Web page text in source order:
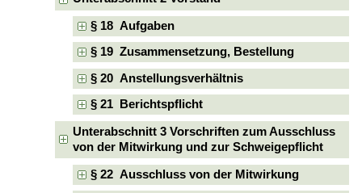
§ 18 Aufgaben
§ 19 Zusammensetzung, Bestellung
§ 20 Anstellungsverhältnis
§ 21 Berichtspflicht
Unterabschnitt 3 Vorschriften zum Ausschluss
von der Mitwirkung und zur Schweigepflicht
§ 22 Ausschluss von der Mitwirkung